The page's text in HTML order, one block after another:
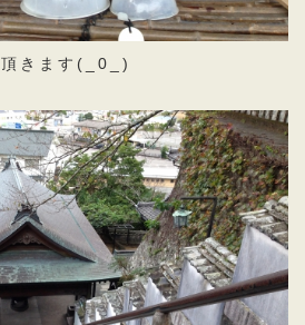
頂きます(_0_)